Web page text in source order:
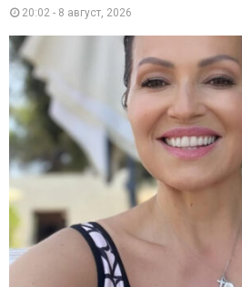
20:02 - 8 август, 2026